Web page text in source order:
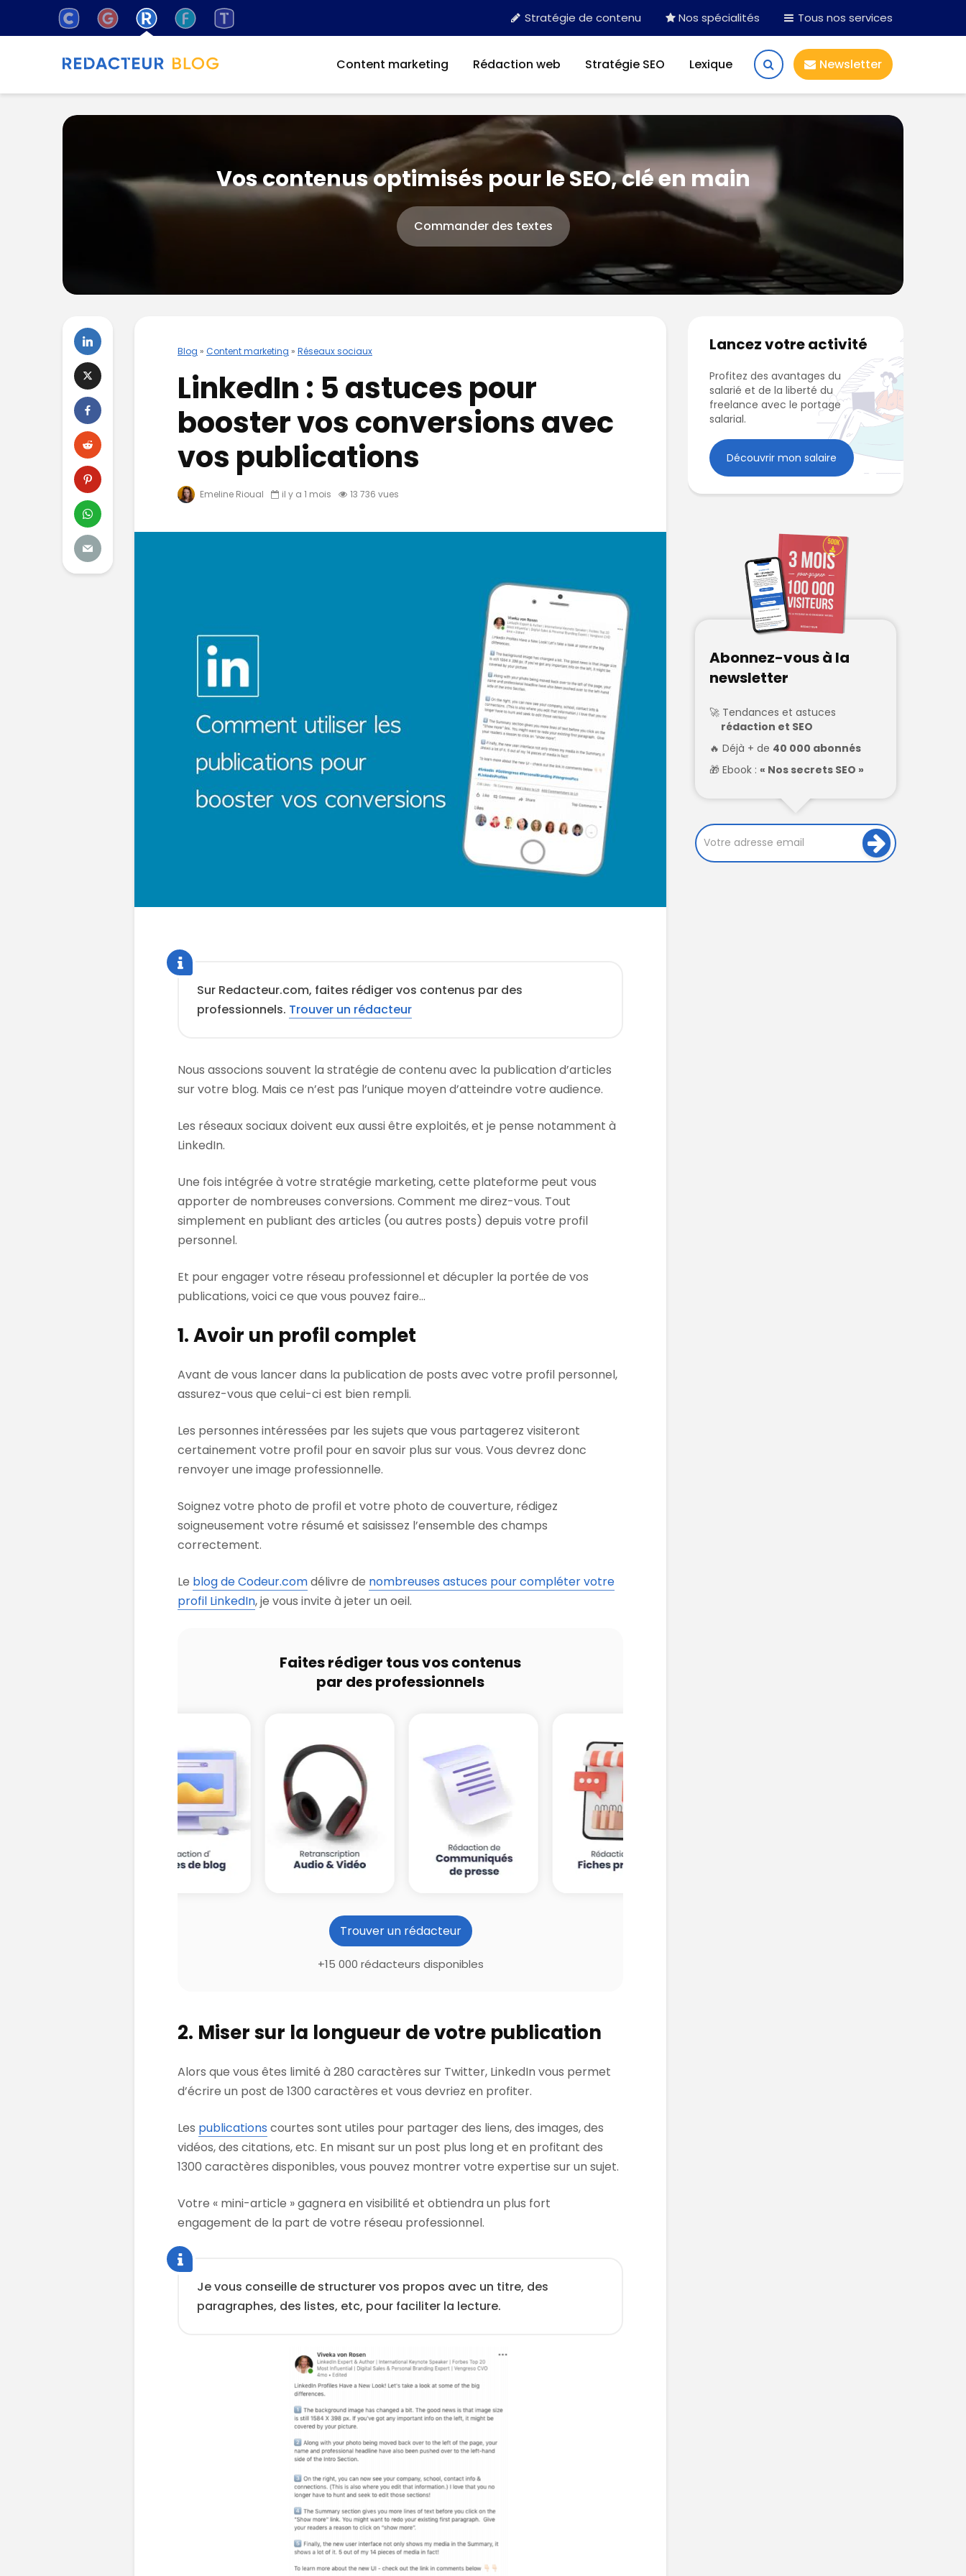
Stratégie de contenu Nos spécialités Tous nos services
Content marketing Rédaction web Stratégie SEO Lexique Newsletter
Vos contenus optimisés pour le SEO, clé en main
Commander des textes
Blog » Content marketing » Réseaux sociaux
LinkedIn : 5 astuces pour
booster vos conversions avec
vos publications
Emeline Rioual il y a 1 mois 13 736 vues
Sur Redacteur.com, faites rédiger vos contenus par des
professionnels. Trouver un rédacteur
Nous associons souvent la stratégie de contenu avec la publication d’articles
sur votre blog. Mais ce n’est pas l’unique moyen d’atteindre votre audience.
Les réseaux sociaux doivent eux aussi être exploités, et je pense notamment à
LinkedIn.
Une fois intégrée à votre stratégie marketing, cette plateforme peut vous
apporter de nombreuses conversions. Comment me direz-vous. Tout
simplement en publiant des articles (ou autres posts) depuis votre profil
personnel.
Et pour engager votre réseau professionnel et décupler la portée de vos
publications, voici ce que vous pouvez faire…
1. Avoir un profil complet
Avant de vous lancer dans la publication de posts avec votre profil personnel,
assurez-vous que celui-ci est bien rempli.
Les personnes intéressées par les sujets que vous partagerez visiteront
certainement votre profil pour en savoir plus sur vous. Vous devrez donc
renvoyer une image professionnelle.
Soignez votre photo de profil et votre photo de couverture, rédigez
soigneusement votre résumé et saisissez l’ensemble des champs
correctement.
Le blog de Codeur.comdélivre de nombreuses astuces pour compléter votre
profil LinkedIn, je vous invite à jeter un oeil.
Faites rédiger tous vos contenus
par des professionnels
Trouver un rédacteur
+15 000 rédacteurs disponibles
2. Miser sur la longueur de votre publication
Alors que vous êtes limité à 280 caractères sur Twitter, LinkedIn vous permet
d’écrire un post de 1300 caractères et vous devriez en profiter.
Les publications courtes sont utiles pour partager des liens, des images, des
vidéos, des citations, etc. En misant sur un post plus long et en profitant des
1300 caractères disponibles, vous pouvez montrer votre expertise sur un sujet.
Votre « mini-article » gagnera en visibilité et obtiendra un plus fort
engagement de la part de votre réseau professionnel.
Je vous conseille de structurer vos propos avec un titre, des
paragraphes, des listes, etc, pour faciliter la lecture.
Lancez votre activité
Profitez des avantages du
salarié et de la liberté du
freelance avec le portage
salarial.
Découvrir mon salaire
Abonnez-vous à la
newsletter
Tendances et astuces
rédaction et SEO
Déjà + de 40 000 abonnés
Ebook : « Nos secrets SEO »